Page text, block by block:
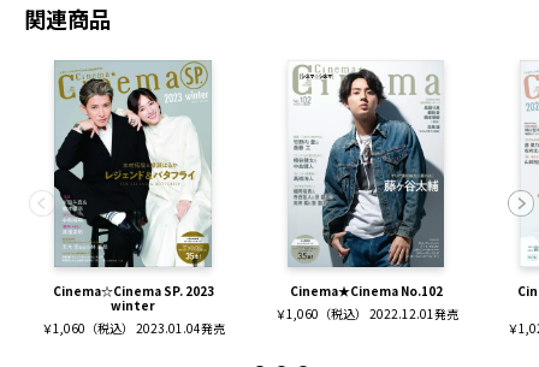
関連商品
Cinema☆Cinema SP. 2023
winter
￥1,060（税込） 2023.01.04発売
Cinema★Cinema No.102
￥1,060（税込） 2022.12.01発売
￥